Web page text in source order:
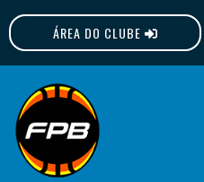
ÁREA DO CLUBE
FPB